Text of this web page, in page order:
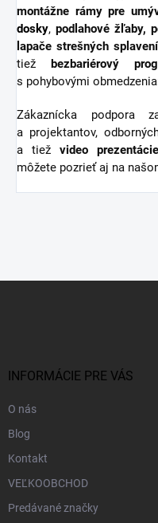
montážne rámy pre
dosky, podlahové žľaby,
lapače strešných
tiež bezbariérový
s pohybovými
Zákaznícka podpora
a projektantov,
a tiežvideo prezentácie
môžete pozrieť aj na
INFORMÁCIE PRE VÁS
O nás
Blog
Kontakt
VEĽKOOBCHOD
Predávané značky